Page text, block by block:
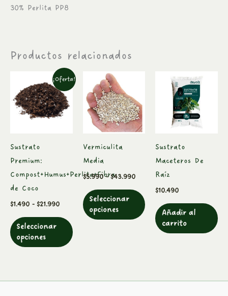
30% Perlita PP8
Productos relacionados
¡Oferta!
Sustrato
Premium:
Compost+Humus+Perlita+Fibra
de Coco
$1.490 - $21.990
Rango
de
precios:
desde
$1.490
Seleccionar
opciones
Este
producto
tiene
múltiples
variantes.
Las
opciones
se
pueden
elegir
la
Vermiculita
Media
$5.990 - $43.990
desde
$5.990
hasta
$43.990
Seleccionar
opciones
producto
múltiples
Las
opciones
pueden
elegir
Sustrato
Maceteros De
Raíz
$10.490
Añadir al
carrito